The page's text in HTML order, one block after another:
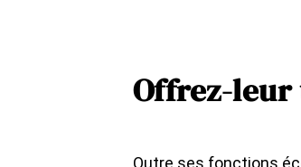
Offrez-leur
Outre ses fonctions